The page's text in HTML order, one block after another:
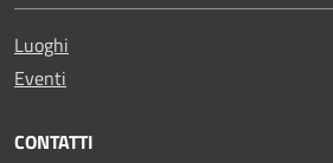
Luoghi
Eventi
CONTATTI